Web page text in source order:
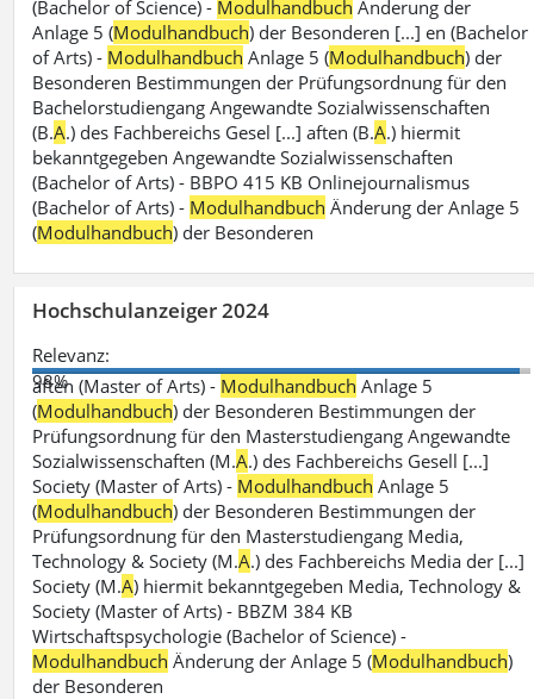
(Bachelor of Science) - Modulhandbuch Änderung der
Anlage 5 (Modulhandbuch) der Besonderen [...] en (Bachelor
of Arts) - Modulhandbuch Anlage 5 (Modulhandbuch) der
Besonderen Bestimmungen der Prüfungsordnung für den
Bachelorstudiengang Angewandte Sozialwissenschaften
(B.A.) des Fachbereichs Gesel [...] aften (B.A.) hiermit
bekanntgegeben Angewandte Sozialwissenschaften
(Bachelor of Arts) - BBPO 415 KB Onlinejournalismus
(Bachelor of Arts) - Modulhandbuch Änderung der Anlage 5
(Modulhandbuch) der Besonderen
Hochschulanzeiger 2024
Relevanz:
98%
aften (Master of Arts) - Modulhandbuch Anlage 5
(Modulhandbuch) der Besonderen Bestimmungen der
Prüfungsordnung für den Masterstudiengang Angewandte
Sozialwissenschaften (M.A.) des Fachbereichs Gesell [...]
Society (Master of Arts) - Modulhandbuch Anlage 5
(Modulhandbuch) der Besonderen Bestimmungen der
Prüfungsordnung für den Masterstudiengang Media,
Technology & Society (M.A.) des Fachbereichs Media der [...]
Society (M.A) hiermit bekanntgegeben Media, Technology &
Society (Master of Arts) - BBZM 384 KB
Wirtschaftspsychologie (Bachelor of Science) -
Modulhandbuch Änderung der Anlage 5 (Modulhandbuch)
der Besonderen